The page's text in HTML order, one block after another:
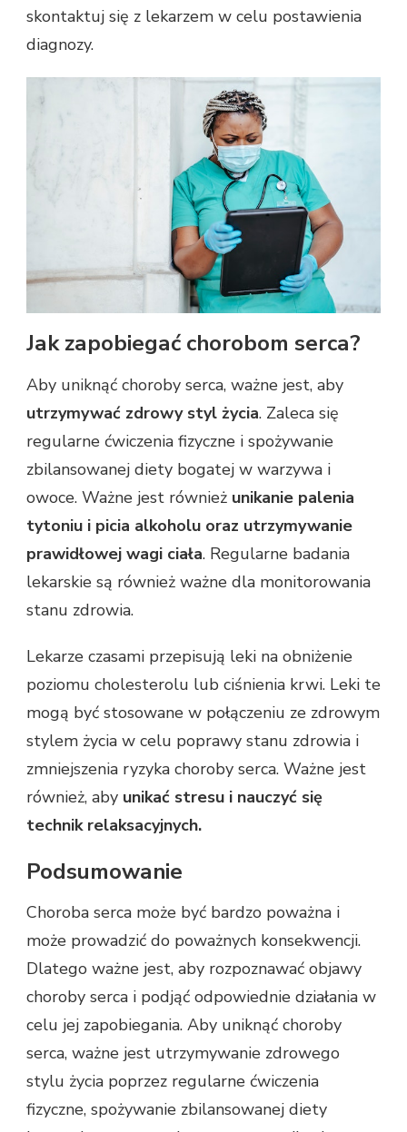
skontaktuj się z lekarzem w celu postawienia
diagnozy.
Jak zapobiegać chorobom serca?
Aby uniknąć choroby serca, ważne jest, aby
utrzymywać zdrowy styl życia. Zaleca się
regularne ćwiczenia fizyczne i spożywanie
zbilansowanej diety bogatej w warzywa i
owoce. Ważne jest również unikanie palenia
tytoniu i picia alkoholu oraz utrzymywanie
prawidłowej wagi ciała. Regularne badania
lekarskie są również ważne dla monitorowania
stanu zdrowia.
Lekarze czasami przepisują leki na obniżenie
poziomu cholesterolu lub ciśnienia krwi. Leki te
mogą być stosowane w połączeniu ze zdrowym
stylem życia w celu poprawy stanu zdrowia i
zmniejszenia ryzyka choroby serca. Ważne jest
również, aby unikać stresu i nauczyć się
technik relaksacyjnych.
Podsumowanie
Choroba serca może być bardzo poważna i
może prowadzić do poważnych konsekwencji.
Dlatego ważne jest, aby rozpoznawać objawy
choroby serca i podjąć odpowiednie działania w
celu jej zapobiegania. Aby uniknąć choroby
serca, ważne jest utrzymywanie zdrowego
stylu życia poprzez regularne ćwiczenia
fizyczne, spożywanie zbilansowanej diety